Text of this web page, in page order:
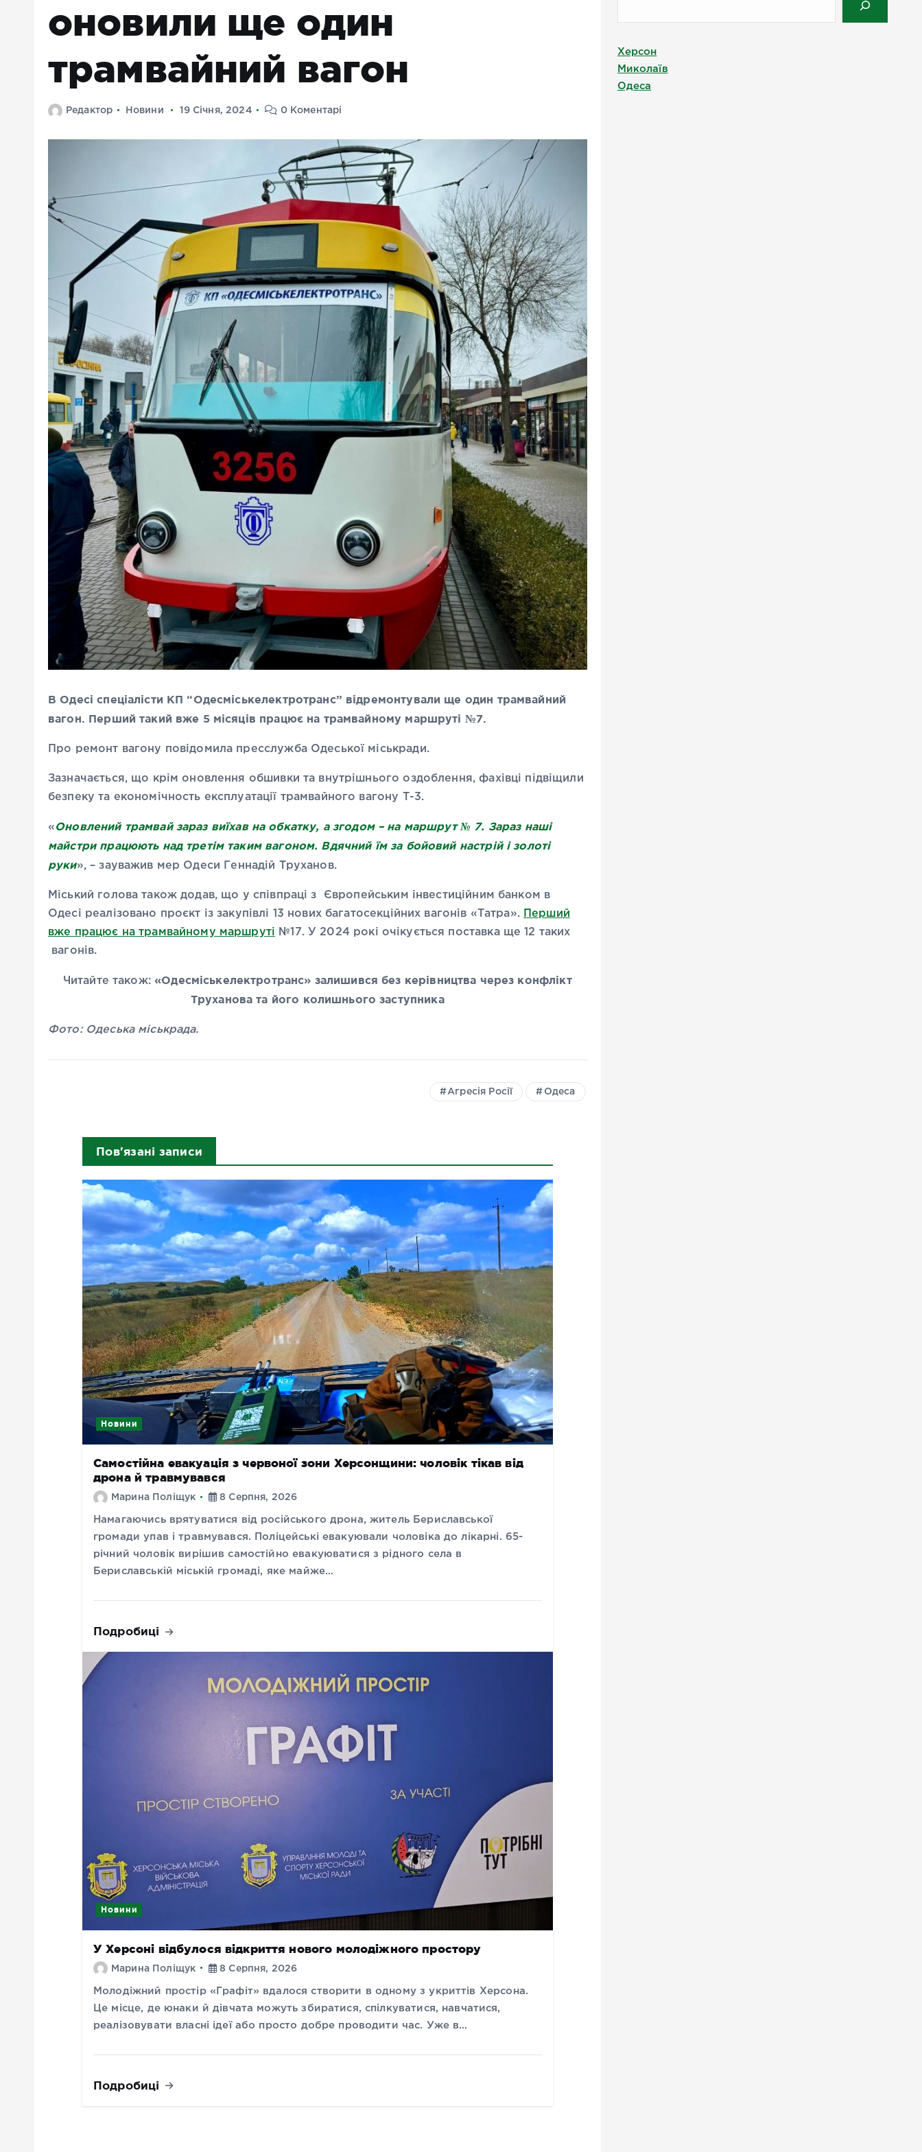
оновили ще один
трамвайний вагон
Редактор Новини 19 Січня, 2024 0 Коментарі
В Одесі спеціалісти КП “Одесміськелектротранс” відремонтували ще один трамвайний
вагон. Перший такий вже 5 місяців працює на трамвайному маршруті №7.
Про ремонт вагону повідомила пресслужба Одеської міськради.
Зазначається, що крім оновлення обшивки та внутрішнього оздоблення, фахівці підвіщили
безпеку та економічность експлуатації трамвайного вагону Т-3.
« Оновлений трамвай зараз виїхав на обкатку, а згодом – на маршрут № 7. Зараз наші
майстри працюють над третім таким вагоном. Вдячний їм за бойовий настрій і золоті
руки», – зауважив мер Одеси Геннадій Труханов.
Міський голова також додав, що у співпраці з Європейським інвестиційним банком в
Одесі реалізовано проєкт із закупівлі 13 нових багатосекційних вагонів «Татра».
Перший
вже працює на трамвайному маршруті №17. У 2024 рокі очікується поставка ще 12 таких
вагонів.
Читайте також:«Одесміськелектротранс» залишився без керівництва через конфлікт
Труханова та його колишнього заступника
Фото: Одеська міськрада.
Агресія Росії Одеса
Пов'язані записи
Новини
Самостійна евакуація з червоної зони Херсонщини: чоловік тікав від
дрона й травмувався
Марина Поліщук 8 Серпня, 2026
Намагаючись врятуватися від російського дрона, житель Бериславської
громади упав і травмувався. Поліцейські евакуювали чоловіка до лікарні. 65-
річний чоловік вирішив самостійно евакуюватися з рідного села в
Бериславській міській громаді, яке майже…
Подробиці
Новини
У Херсоні відбулося відкриття нового молодіжного простору
Марина Поліщук 8 Серпня, 2026
Молодіжний простір «Графіт» вдалося створити в одному з укриттів Херсона.
Це місце, де юнаки й дівчата можуть збиратися, спілкуватися, навчатися,
реалізовувати власні ідеї або просто добре проводити час. Уже в…
Подробиці
Херсон
Миколаїв
Одеса